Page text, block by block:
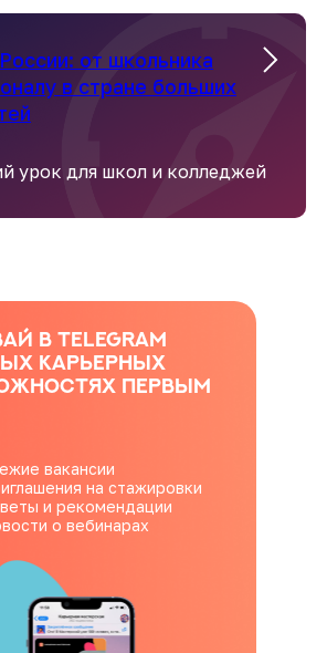
от школьника
в стране больших
урок для школ и колледжей
в Telegram
карьерных
первым
вакансии
на стажировки
и рекомендации
о вебинарах